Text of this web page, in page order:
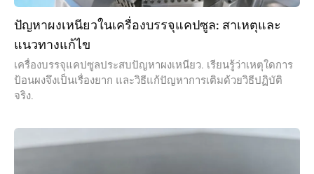
ปัญหาผงเหนียวในเครื่องบรรจุแคปซูล: สาเหตุและ
แนวทางแก้ไข
เครื่องบรรจุแคปซูลประสบปัญหาผงเหนียว. เรียนรู้ว่าเหตุใดการ
ป้อนผงจึงเป็นเรื่องยาก และวิธีแก้ปัญหาการเติมด้วยวิธีปฏิบัติ
จริง.